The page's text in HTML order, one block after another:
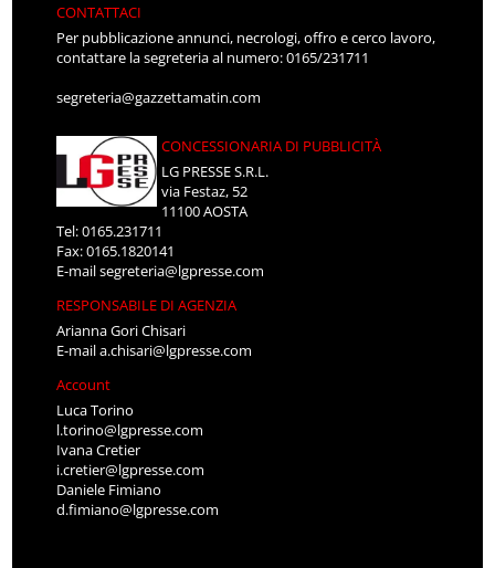
CONTATTACI
Per pubblicazione annunci, necrologi, offro e cerco lavoro,
contattare la segreteria al numero: 0165/231711
segreteria@gazzettamatin.com
CONCESSIONARIA DI PUBBLICITÀ
LG PRESSE S.R.L.
via Festaz, 52
11100 AOSTA
Tel: 0165.231711
Fax: 0165.1820141
E-mailsegreteria@lgpresse.com
RESPONSABILE DI AGENZIA
Arianna Gori Chisari
E-maila.chisari@lgpresse.com
Account
Luca Torino
l.torino@lgpresse.com
Ivana Cretier
i.cretier@lgpresse.com
Daniele Fimiano
d.fimiano@lgpresse.com